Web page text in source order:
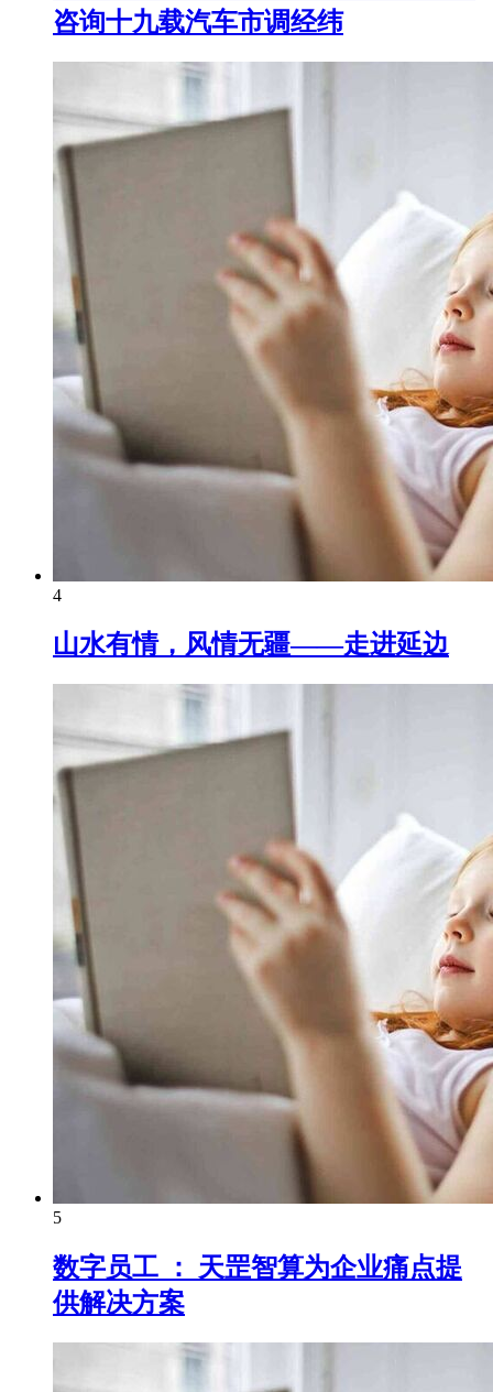
咨询十九载汽车市调经纬
4
山水有情，风情无疆——走进延边
5
数字员工 ： 天罡智算为企业痛点提
供解决方案